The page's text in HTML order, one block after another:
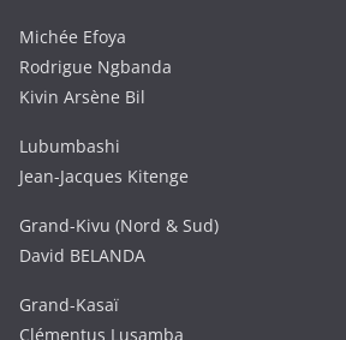
Michée Efoya
Rodrigue Ngbanda
Kivin Arsène Bil
Lubumbashi
Jean-Jacques Kitenge
Grand-Kivu (Nord & Sud)
David BELANDA
Grand-Kasaï
Clémentus Lusamba